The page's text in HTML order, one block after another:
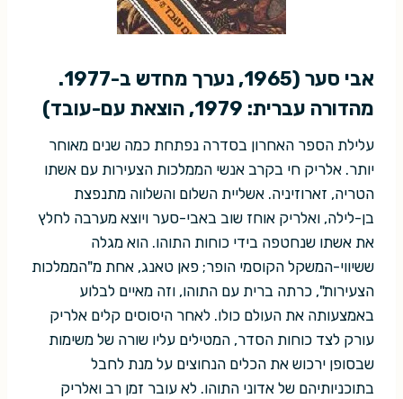
אבי סער (1965, נערך מחדש ב-1977.
מהדורה עברית: 1979, הוצאת עם-עובד)
עלילת הספר האחרון בסדרה נפתחת כמה שנים מאוחר
יותר. אלריק חי בקרב אנשי הממלכות הצעירות עם אשתו
הטריה, זארוזיניה. אשליית השלום והשלווה מתנפצת
בן-לילה, ואלריק אוחז שוב באבי-סער ויוצא מערבה לחלץ
את אשתו שנחטפה בידי כוחות התוהו. הוא מגלה
ששיווי-המשקל הקוסמי הופר; פאן טאנג, אחת מ"הממלכות
הצעירות", כרתה ברית עם התוהו, וזה מאיים לבלוע
באמצעותה את העולם כולו. לאחר היסוסים קלים אלריק
עורק לצד כוחות הסדר, המטילים עליו שורה של משימות
שבסופן ירכוש את הכלים הנחוצים על מנת לחבל
בתוכניותיהם של אדוני התוהו. לא עובר זמן רב ואלריק